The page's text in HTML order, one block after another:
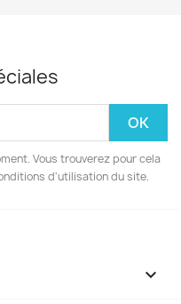
Vous trouverez pour cela
d'utilisation du site.
